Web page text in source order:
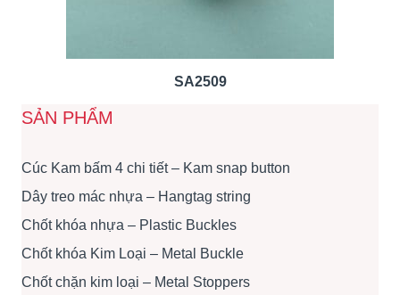
SA2509
SẢN PHẨM
Cúc Kam bấm 4 chi tiết – Kam snap button
Dây treo mác nhựa – Hangtag string
Chốt khóa nhựa – Plastic Buckles
Chốt khóa Kim Loại – Metal Buckle
Chốt chặn kim loại – Metal Stoppers